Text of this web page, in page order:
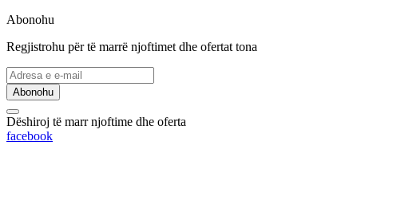
Abonohu
Regjistrohu për të marrë njoftimet dhe ofertat tona
Abonohu
Dëshiroj të marr njoftime dhe oferta
facebook